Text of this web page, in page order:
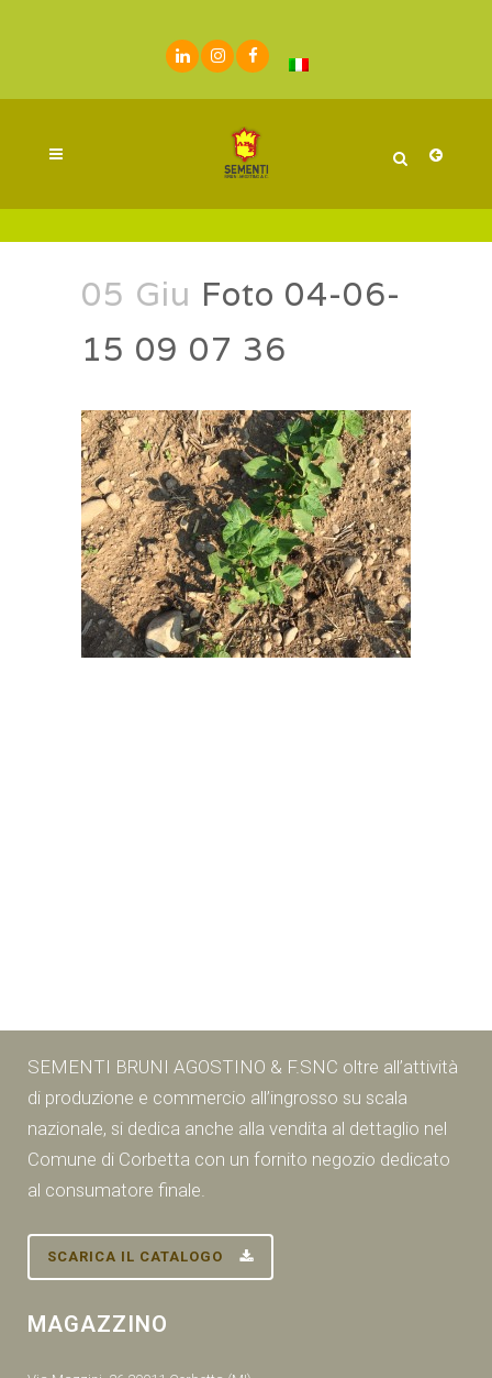
05 Giu Foto 04-06-
15 09 07 36
SEMENTI BRUNI AGOSTINO & F.SNC oltre all’attività
di produzione e commercio all’ingrosso su scala
nazionale, si dedica anche alla vendita al dettaglio nel
Comune di Corbetta con un fornito negozio dedicato
al consumatore finale.
SCARICA IL CATALOGO
MAGAZZINO